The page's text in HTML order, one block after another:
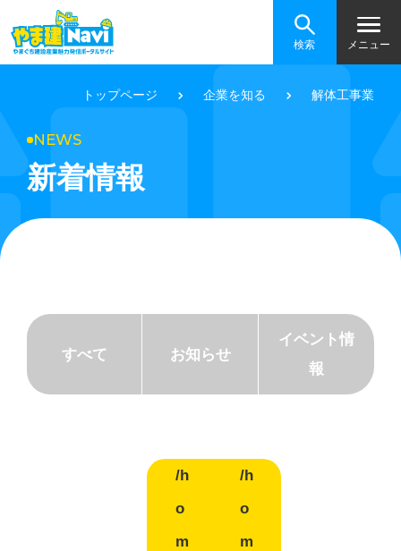
検索 メニュー
トップページ 企業を知る 解体工事業
NEWS
新着情報
すべて お知らせ
イベント情
報
/h
o
m
/h
o
m